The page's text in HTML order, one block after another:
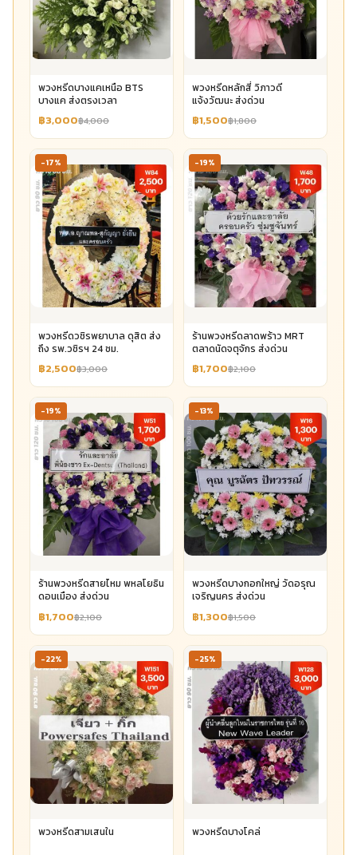
พวงหรีดบางแคเหนือ BTS
บางแค ส่งตรงเวลา
฿3,000฿4,000
พวงหรีดหลักสี่ วิภาวดี
แจ้งวัฒนะ ส่งด่วน
฿1,500฿1,800
-17%
พวงหรีดวชิรพยาบาล ดุสิต ส่ง
ถึง รพ.วชิรฯ 24 ชม.
฿2,500฿3,000
-19%
ร้านพวงหรีดลาดพร้าว MRT
ตลาดนัดจตุจักร ส่งด่วน
฿1,700฿2,100
-19%
ร้านพวงหรีดสายไหม พหลโยธิน
ดอนเมือง ส่งด่วน
฿1,700฿2,100
-13%
พวงหรีดบางกอกใหญ่ วัดอรุณ
เจริญนคร ส่งด่วน
฿1,300฿1,500
-22%
พวงหรีดสามเสนใน
-25%
พวงหรีดบางโคล่